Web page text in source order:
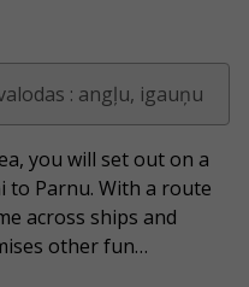
: angļu, igauņu
you will set out on a
to Parnu. With a route
across ships and
other fun
theme park in the